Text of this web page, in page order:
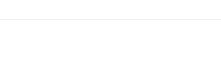
サステナビリティ